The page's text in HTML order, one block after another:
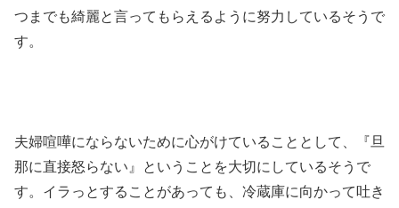
つまでも綺麗と言ってもらえるように努力しているそうで
す。
夫婦喧嘩にならないために心がけていることとして、『旦
那に直接怒らない』ということを大切にしているそうで
す。イラっとすることがあっても、冷蔵庫に向かって吐き